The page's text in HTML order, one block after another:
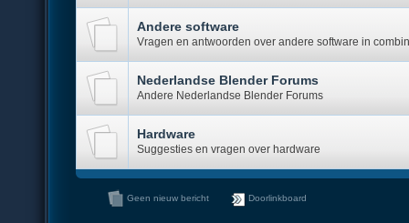
Andere software
Vragen en antwoorden over andere software in
Nederlandse Blender Forums
Andere Nederlandse Blender Forums
Hardware
Suggesties en vragen over hardware
Geen nieuw bericht Doorlinkboard